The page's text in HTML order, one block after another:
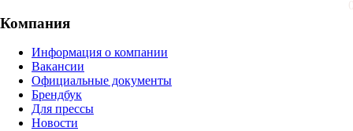
Компания
Информация о компании
Вакансии
Официальные документы
Брендбук
Для прессы
Новости